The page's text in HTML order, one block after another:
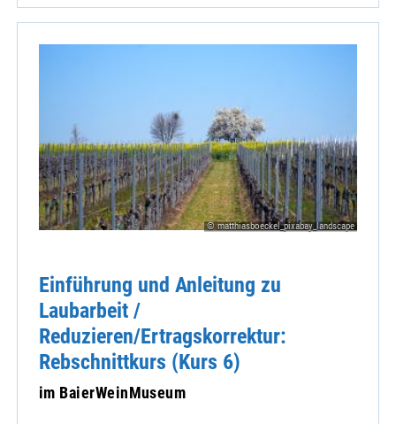
© matthiasboeckel_pixabay_landscape
Einführung und Anleitung zu
Laubarbeit /
Reduzieren/Ertragskorrektur:
Rebschnittkurs (Kurs 6)
im BaierWeinMuseum